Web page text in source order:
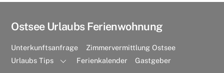
Ostsee Urlaubs Ferienwohnung
Unterkunftsanfrage
Zimmervermittlung Ostsee
Urlaubs Tips
Ferienkalender Gastgeber